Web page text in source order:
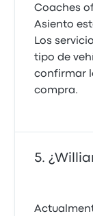
Coaches
Asiento
Los
tipo de
confirmar
compra.